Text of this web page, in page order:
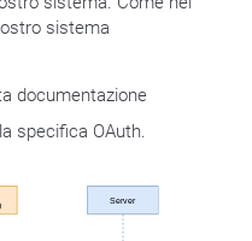
sistema
documentazione
specifica OAuth.